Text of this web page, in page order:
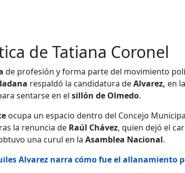
de Tatiana Coronel
de profesión y forma parte del movimiento
respaldó la candidatura deAlvarez, en
sentarse en el sillón de Olmedo.
ocupa un espacio dentro del Concejo
la renuncia de Raúl Chávez, quien dejó el
una curul en la Asamblea Nacional.
Alvarez narra cómo fue el allanamiento